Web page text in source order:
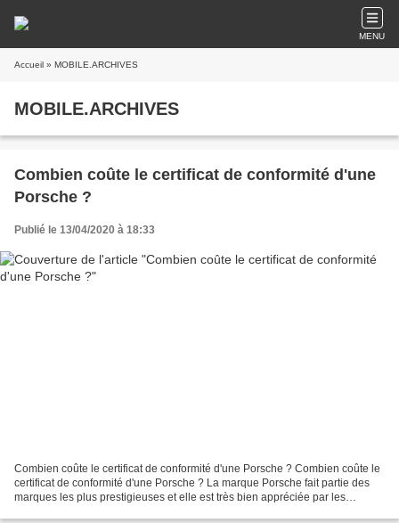
MENU
Accueil » MOBILE.ARCHIVES
MOBILE.ARCHIVES
Combien coûte le certificat de conformité d'une
Porsche ?
Publié le 13/04/2020 à 18:33
Combien coûte le certificat de conformité d'une Porsche ? Combien coûte le
certificat de conformité d'une Porsche ? La marque Porsche fait partie des
marques les plus prestigieuses et elle est très bien appréciée par les